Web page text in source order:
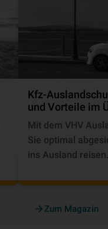
Kfz-
und Vorteile im
Mit dem VHV
Sie optimal
ins Ausland reisen.
Zum Magazin